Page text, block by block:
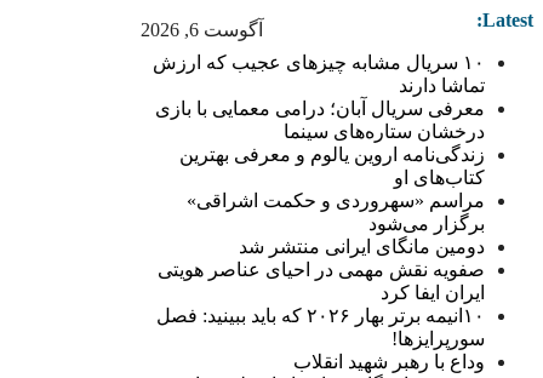
آگوست 6, 2026 Latest:
۱۰ سریال مشابه چیزهای عجیب که ارزش
تماشا دارند
معرفی سریال آبان؛ درامی معمایی با بازی
درخشان ستاره‌های سینما
زندگی‌نامه اروین یالوم و معرفی بهترین
کتاب‌های او
مراسم «سهروردی و حکمت اشراقی»
برگزار می‌شود
دومین مانگای ایرانی منتشر شد
صفویه نقش مهمی در احیای عناصر هویتی
ایران ایفا کرد
۱۰انیمه برتر بهار ۲۰۲۶ که باید ببینید: فصل
سورپرایزها!
وداع با رهبر شهید انقلاب